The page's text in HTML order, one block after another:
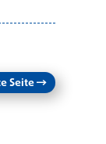
Seite→